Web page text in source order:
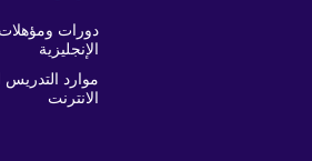
دورات
الإنجليزية
موارد التدريس
الانترنت